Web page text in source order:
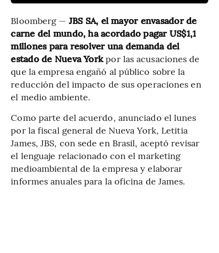
Bloomberg — JBS SA, el mayor envasador de
carne del mundo, ha acordado pagar US$1,1
millones para resolver una demanda del
estado de Nueva Yorkpor las acusaciones de
que la empresa engañó al público sobre la
reducción del impacto de sus operaciones en
el medio ambiente.
Como parte del acuerdo, anunciado el lunes
por la fiscal general de Nueva York, Letitia
James, JBS, con sede en Brasil, aceptó revisar
el lenguaje relacionado con el marketing
medioambiental de la empresa y elaborar
informes anuales para la oficina de James.